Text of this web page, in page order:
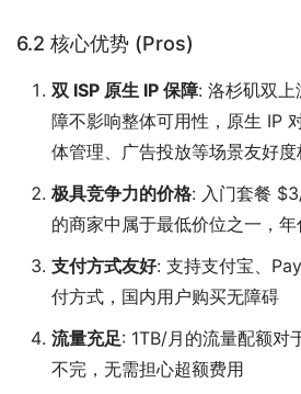
6.2 核心优势 (Pros)
双 ISP 原生 IP 保障: 洛杉矶双上
障不影响整体可用性，原生 IP
体管理、广告投放等场景友好度
极具竞争力的价格: 入门套餐
的商家中属于最低价位之一，
支付方式友好: 支持支付宝、
付方式，国内用户购买无障碍
流量充足: 1TB/月的流量配额对
不完，无需担心超额费用